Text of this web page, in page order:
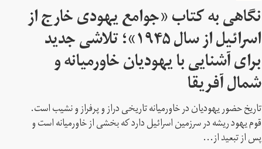
نگاهی به کتاب «جوامع یهودی خارج از
اسرائیل از سال ۱۹۴۵»؛ تلاشی جدید
برای آشنایی با یهودیان خاورمیانه و
شمال آفریقا
تاریخ حضور یهودیان در خاورمیانه تاریخی دراز و پرفراز و نشیب است.
قوم یهود ریشه در سرزمین اسرائیل دارد که بخشی از خاورمیانه است و
پس از تبعید از...